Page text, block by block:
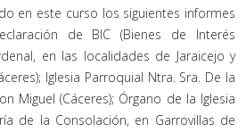
en este curso los siguientes informes
de BIC (Bienes de Interés
en las localidades de Jaraicejo y
Iglesia Parroquial Ntra. Sra. De la
Miguel (Cáceres); Órgano de la Iglesia
de la Consolación, en Garrovillas de